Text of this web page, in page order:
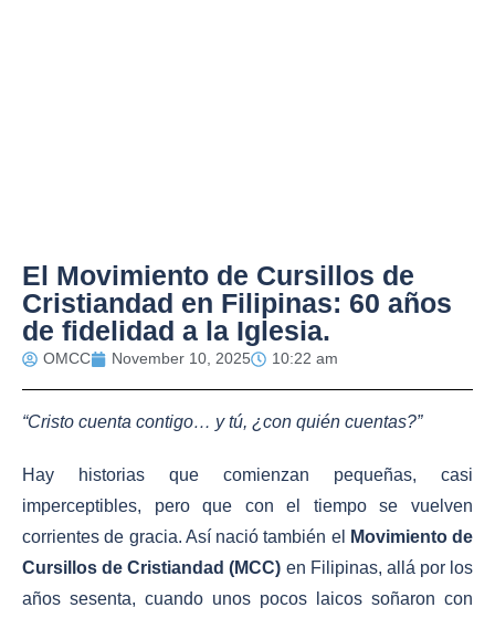
El Movimiento de Cursillos de
Cristiandad en Filipinas: 60 años
de fidelidad a la Iglesia.
OMCC November 10, 2025 10:22 am
“Cristo cuenta contigo… y tú, ¿con quién cuentas?”
Hay historias que comienzan pequeñas, casi
imperceptibles, pero que con el tiempo se vuelven
corrientes de gracia. Así nació también el
Movimiento de
Cursillos de Cristiandad (MCC) en Filipinas, allá por los
años sesenta, cuando unos pocos laicos soñaron con